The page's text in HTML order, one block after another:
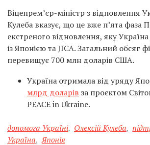
Віцепрем’єр-міністр з відновлення
Кулеба вказує, що це вже п’ята фаза
екстреного відновлення, яку Україна
із Японією та JICA. Загальний обсяг
перевищує 700 млн доларів США.
Україна отримала від уряду
млрд доларів за проєктом
PEACE in Ukraine.
допомога Україні, Олексій Кулеба,
Україна, Японія